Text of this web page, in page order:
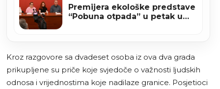
Premijera ekološke predstave
“Pobuna otpada” u petak u
Kroz razgovore sa dvadeset osoba iz ova dva grada
prikupljene su priče koje svjedoče o važnosti ljudskih
odnosa i vrijednostima koje nadilaze granice. Posjetioci